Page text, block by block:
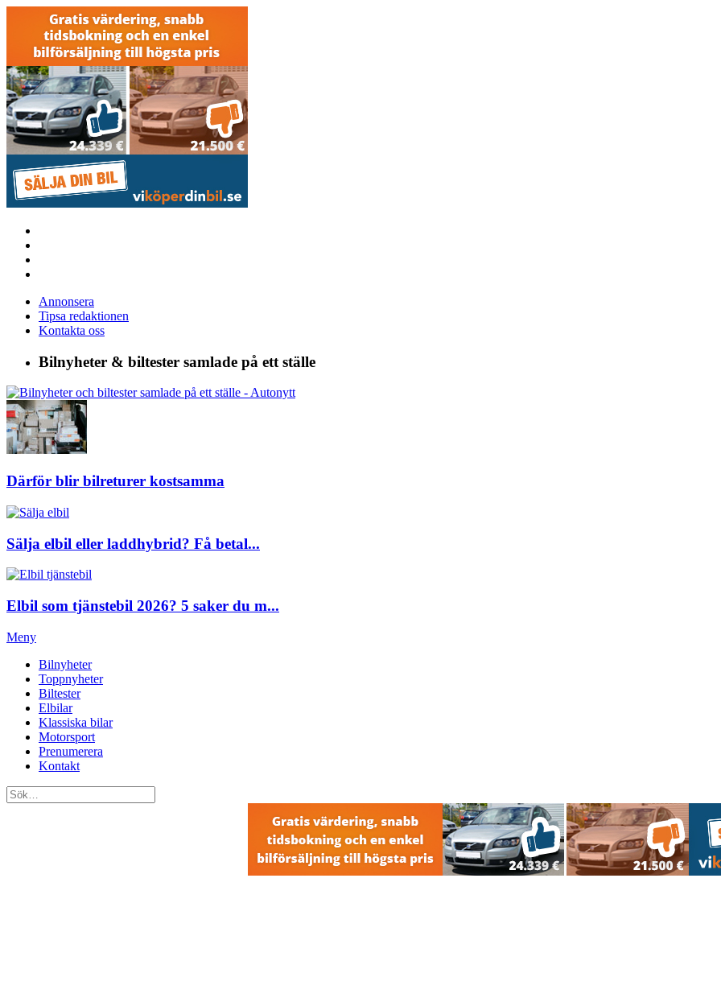
Annonsera
Tipsa redaktionen
Kontakta oss
Bilnyheter & biltester samlade på ett ställe
Därför blir bilreturer kostsamma
Sälja elbil eller laddhybrid? Få betal...
Elbil som tjänstebil 2026? 5 saker du m...
Meny
Bilnyheter
Toppnyheter
Biltester
Elbilar
Klassiska bilar
Motorsport
Prenumerera
Kontakt